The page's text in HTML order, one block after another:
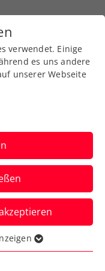
Davis-
Finnland
auch eine
Erfolg
verwendet. Einige
es uns andere
unserer Webseite